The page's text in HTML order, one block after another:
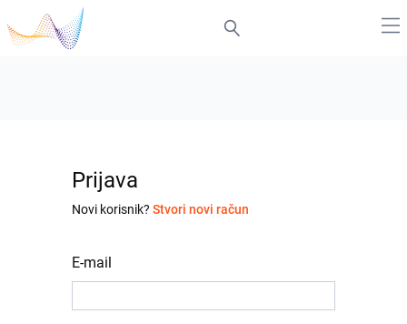
Prijava
Novi korisnik? Stvori novi račun
E-mail